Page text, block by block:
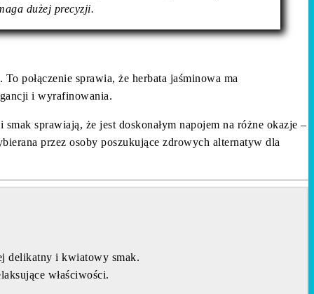
dużej precyzji.
połączenie sprawia, że herbata jaśminowa ma
i wyrafinowania.
sprawiają, że jest doskonałym napojem na różne okazje –
przez osoby poszukujące zdrowych alternatyw dla
delikatny i kwiatowy smak.
właściwości.